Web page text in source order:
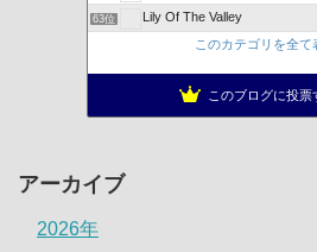
63位
Lily Of The Valley
このカテゴリを全て
このブログに投票
アーカイブ
2026年